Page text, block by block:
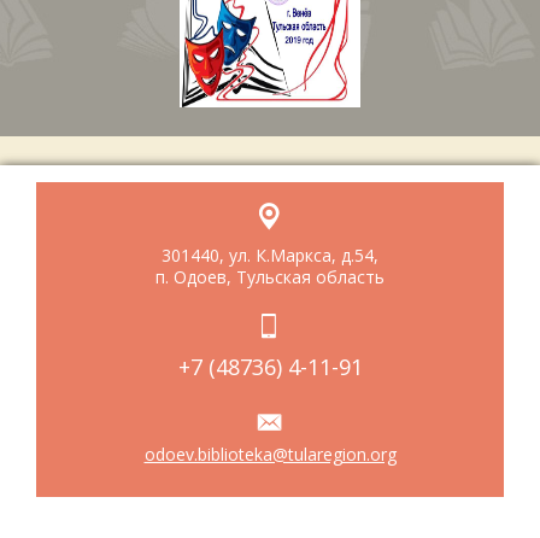
301440, ул. К.Маркса, д.54,
п. Одоев, Тульская область
+7 (48736) 4-11-91
odoev.biblioteka@tularegion.org